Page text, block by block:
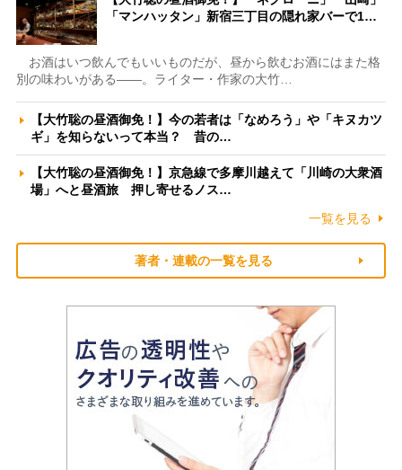
「マンハッタン」新宿三丁目の隠れ家バーで1…
お酒はいつ飲んでもいいものだが、昼から飲むお酒にはまた格
別の味わいがある――。ライター・作家の大竹…
【大竹聡の昼酒御免！】今の若者は「なめろう」や「キヌカツ
ギ」を知らないって本当？ 昔の…
【大竹聡の昼酒御免！】京急線で多摩川越えて「川崎の大衆酒
場」へと昼酒旅 押し寄せるノス…
一覧を見る
著者・連載の一覧を見る